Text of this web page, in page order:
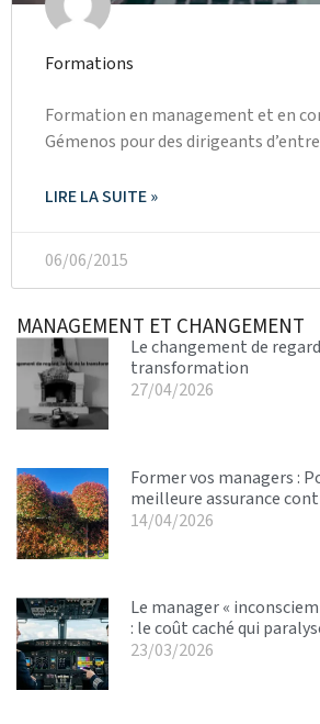
Formations
Formation en management et en
Gémenos pour des dirigeants
LIRE LA SUITE »
06/06/2015
MANAGEMENT ET CHANGEMENT
Le changement de
transformation
27/04/2026
Former vos managers :
meilleure assurance
14/04/2026
Le manager «
: le coût caché qui
23/03/2026